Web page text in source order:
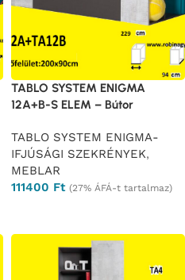
TABLO SYSTEM ENIGMA
12A+B-S ELEM – Bútor
TABLO SYSTEM ENIGMA-
IFJÚSÁGI SZEKRÉNYEK,
MEBLAR
111400 Ft (27% ÁFÁ-t tartalmaz)